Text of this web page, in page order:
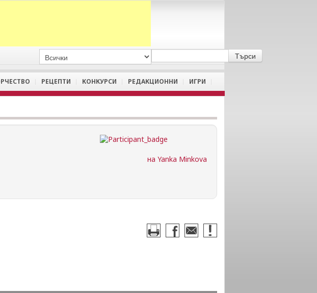
РЕЦЕПТИ КОНКУРСИ РЕДАКЦИОННИ ИГРИ
на Yanka Minkova